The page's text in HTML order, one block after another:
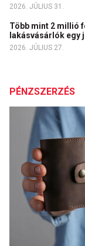
2026. JÚLIUS 31.
Több mint 2 millió
lakásvásárlók egy
2026. JÚLIUS 27.
PÉNZSZERZÉS